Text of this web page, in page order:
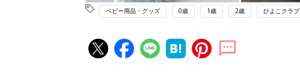
ベビー用品・グッズ 0歳 1歳 2歳 ひよこクラブ